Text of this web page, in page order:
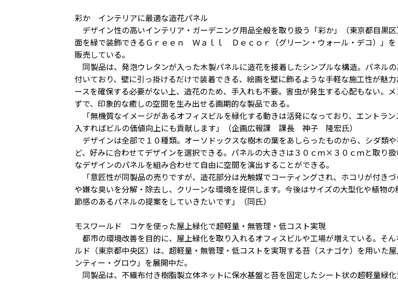
彩か インテリアに最適な造花パネル
デザイン性の高いインテリア・ガーデニング用品全般を取り扱う「彩か」（東京都目黒
面を緑で装飾できるＧｒｅｅｎ Ｗａｌｌ Ｄｅｃｏｒ（グリーン・ウォール・デコ）」を
販売している。
同製品は、発泡ウレタンが入った木製パネルに造花を接着したシンプルな構造。パネル
付いており、壁に引っ掛けるだけで装着できる、絵画を壁に飾るような手軽な施工性が魅
ースを確保する必要がない上、造花のため、手入れも不要。害虫が発生する心配もない。
ずで、印象的な癒しの空間を生み出せる画期的な製品である。
「無機質なイメージがあるオフィスビルを緑化する動きは活発になっており、エントラ
入すればビルの価値向上にも貢献します」（企画広報課 課長 神子 隆宏氏）
デザインは全部で１０種類。オーソドックスな樹木の葉をあしらったものから、シダ類
ど、好みに合わせてデザインを選択できる。パネルの大きさは３０ｃｍ×３０ｃｍと取り
なデザインのパネルを組み合わせて自由に空間を演出することができる。
「意匠性が同製品の売りですが、造花部分は光触媒でコーティングされ、ホコリが付き
や嫌な臭いを分解・除去し、クリーンな環境を提供します。今後はサイズの大型化や植物
節感のあるパネルの提案をしていきたいです」（同氏）
モスワールド コケを使った屋上緑化で超軽量・無管理・低コスト実現
都市の環境改善を目的に、屋上緑化を取り入れるオフィスビルや工場が増えている。そ
ルド（東京都中央区）は、超軽量・無管理・低コストを実現する苔（スナゴケ）を用いた
ンティー・グロウ」を展開中だ。
同製品は、不織布付き樹脂製立体ネットに保水基盤と苔を固定したシート状の超軽量緑